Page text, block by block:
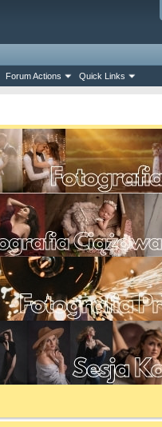
Forum Actions Quick Links